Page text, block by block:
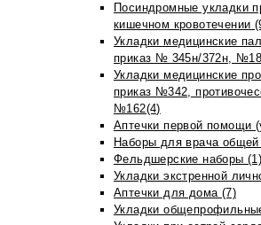
Посиндромные укладки
кишечном кровотечении
Укладки медицинские
приказ № 345н/372н,
Укладки медицинские
приказ №342,
№162(4)
Аптечки первой помощи
Наборы для врача общей
Фельдшерские наборы (1)
Укладки экстренной
Аптечки для дома (7)
Укладки